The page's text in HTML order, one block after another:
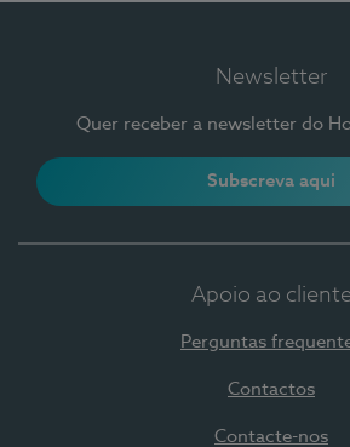
Newsletter
Quer receber a newsletter do
Subscreva aqui
Apoio ao cliente
Perguntas
Contactos
Contacte-nos